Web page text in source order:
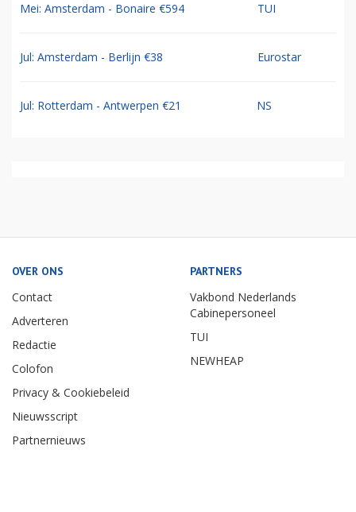
Mei: Amsterdam - Bonaire €594 TUI
Jul: Amsterdam - Berlijn €38 Eurostar
Jul: Rotterdam - Antwerpen €21 NS
OVER ONS
Contact
Adverteren
Redactie
Colofon
Privacy & Cookiebeleid
Nieuwsscript
Partnernieuws
PARTNERS
Vakbond Nederlands
Cabinepersoneel
TUI
NEWHEAP